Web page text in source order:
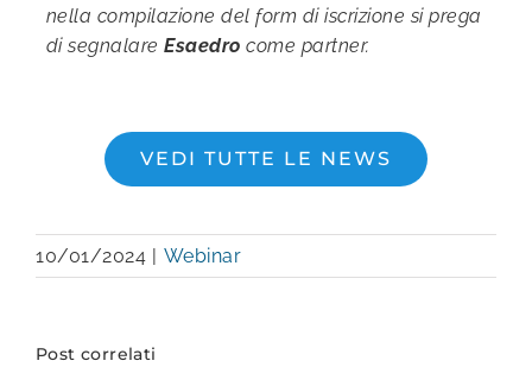
nella compilazione del form di iscrizione si prega
di segnalare Esaedro come partner.
VEDI TUTTE LE NEWS
10/01/2024 Webinar
Post correlati